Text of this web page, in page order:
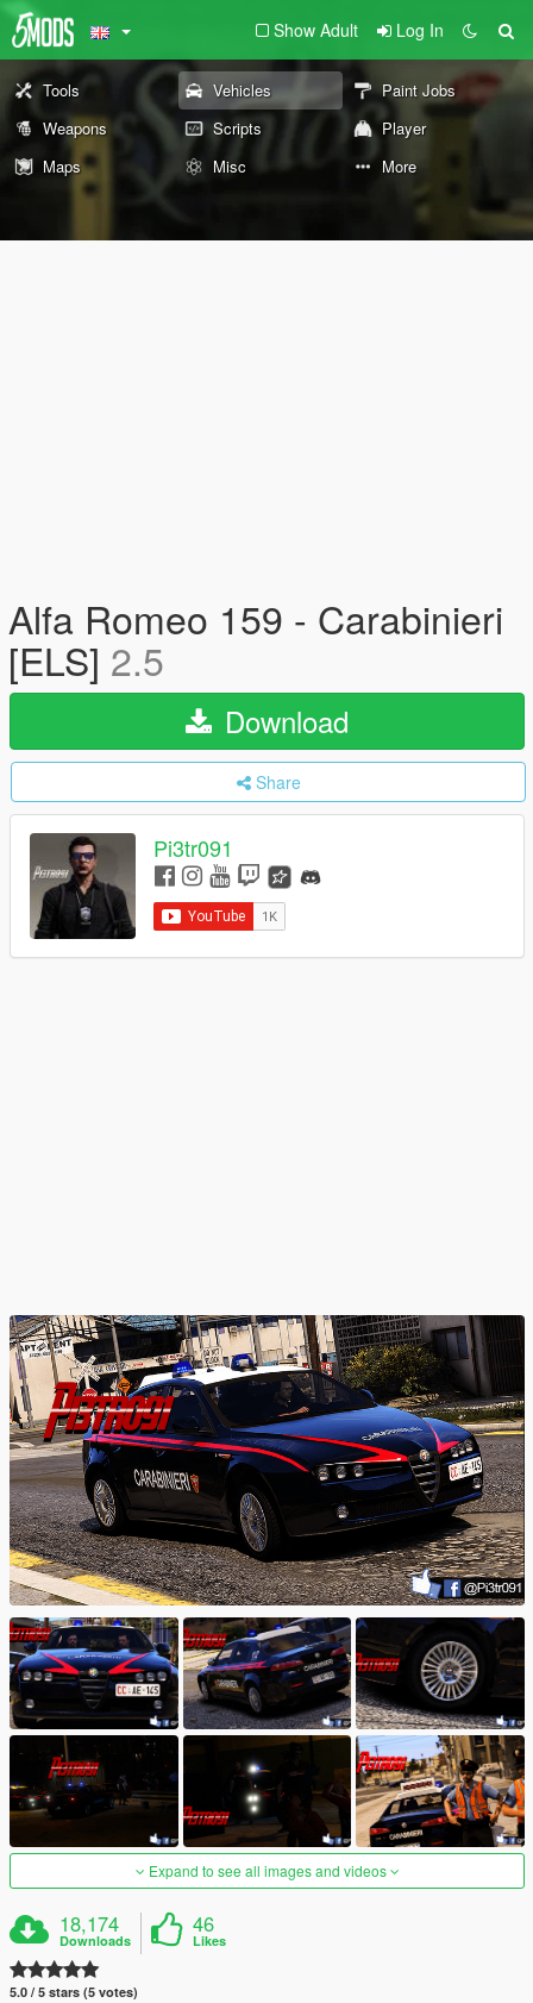
Show Adult Log In
Tools Vehicles
Paint Jobs
Weapons
Scripts
Player
Maps
Misc More
Alfa Romeo 159 - Carabinieri
[ELS] 2.5
Download
Share
Pi3tr091
Expand to see all images and videos
18,174
Downloads
46
Likes
5.0 / 5 stars (5 votes)